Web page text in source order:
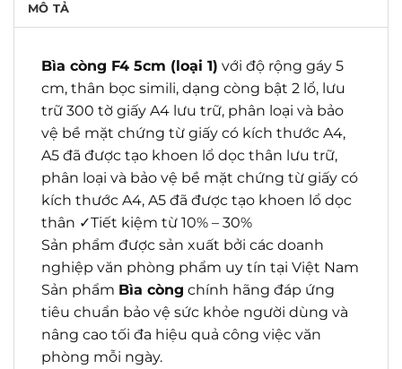
MÔ TẢ
Bìa còng F4 5cm (loại 1) với độ rộng gáy 5
cm, thân bọc simili, dạng còng bật 2 lổ, lưu
trữ 300 tờ giấy A4 lưu trữ, phân loại và bảo
vệ bề mặt chứng từ giấy có kích thước A4,
A5 đã được tạo khoen lổ dọc thân lưu trữ,
phân loại và bảo vệ bề mặt chứng từ giấy có
kích thước A4, A5 đã được tạo khoen lổ dọc
thân ✓Tiết kiệm từ 10% – 30%
Sản phẩm được sản xuất bởi các doanh
nghiệp văn phòng phẩm uy tín tại Việt Nam
Sản phẩm Bìa còng chính hãng đáp ứng
tiêu chuẩn bảo vệ sức khỏe người dùng và
nâng cao tối đa hiệu quả công việc văn
phòng mỗi ngày.